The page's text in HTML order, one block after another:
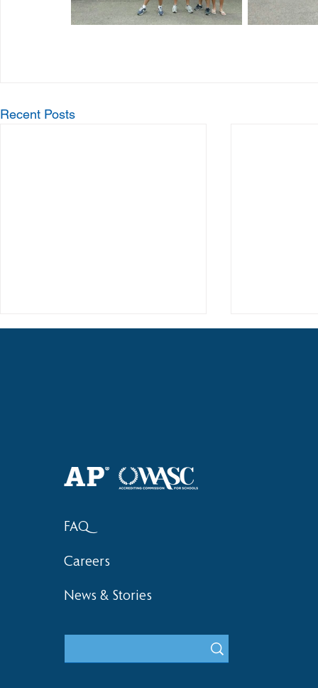
Recent Posts
Competition Awards
FAQ
Careers
News & Stories